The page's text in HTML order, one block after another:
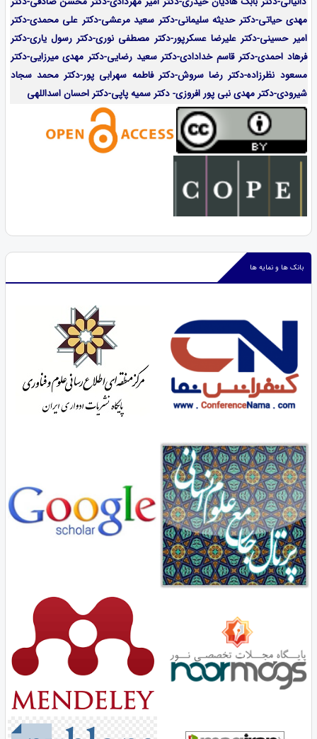
مهدی حیاتی-دکتر حدیثه سلیمانی-دکتر سعید مرعشی-دکتر علی محمدی-دکتر
امیر حسینی-دکتر علیرضا عسکرپور-دکتر مصطفی نوری-دکتر رسول یاری-دکتر
فرهاد احمدی-دکتر قاسم خدادادی-دکتر سعید رضایی-دکتر مهدی میرزایی-دکتر
مسعود نظرزاده-دکتر رضا سروش-دکتر فاطمه سهرابی پور-دکتر محمد سجاد
شیرودی-دکتر مهدی نبی پور افروزی- دکتر سمیه پاپی-دکتر احسان اسداللهی
بانک ها و نمایه ها